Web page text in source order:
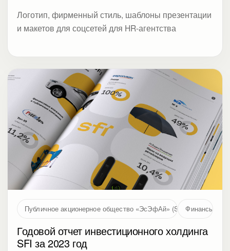
Логотип, фирменный стиль, шаблоны презентации
и макетов для соцсетей для HR-агентства
Публичное акционерное общество «ЭсЭфАй» (SFI, MOEX:
Финансы
Годовой отчет инвестиционного холдинга
SFI за 2023 год